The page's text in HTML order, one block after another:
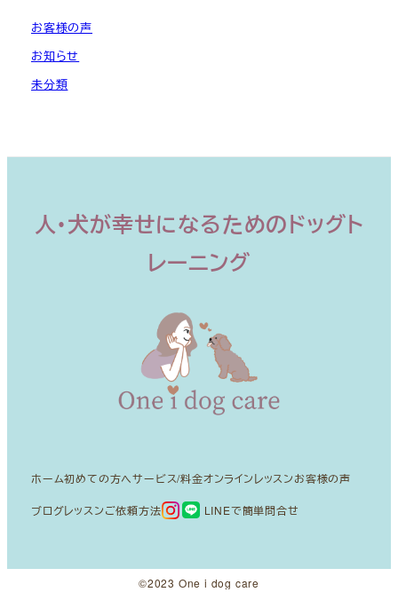
お客様の声
お知らせ
未分類
人・犬が幸せになるためのドッグト
レーニング
ホーム初めての方へサービス/料金オンラインレッスンお客様の声
ブログレッスンご依頼方法 LINEで簡単問合せ
©︎2023 One i dog care